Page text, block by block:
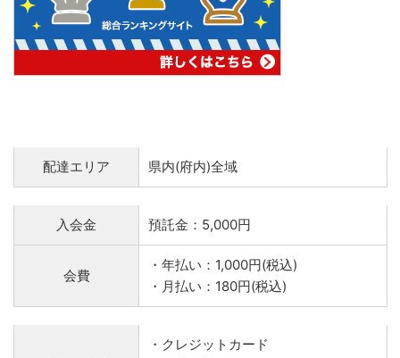
配達エリア 県内(府内)全域
入会金 預託金：5,000円
会費
・年払い：1,000円(税込)
・月払い：180円(税込)
・クレジットカード